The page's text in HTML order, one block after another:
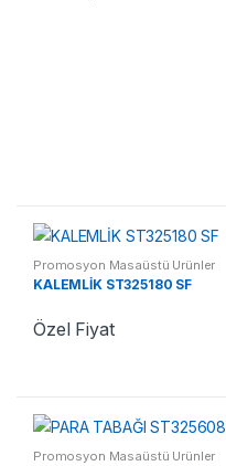
Promosyon Masaüstü Ürünler
KALEMLİK ST325180 SF
Özel Fiyat
Promosyon Masaüstü Ürünler